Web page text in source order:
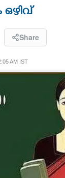
ഒഴിവ്
Share
AM IST